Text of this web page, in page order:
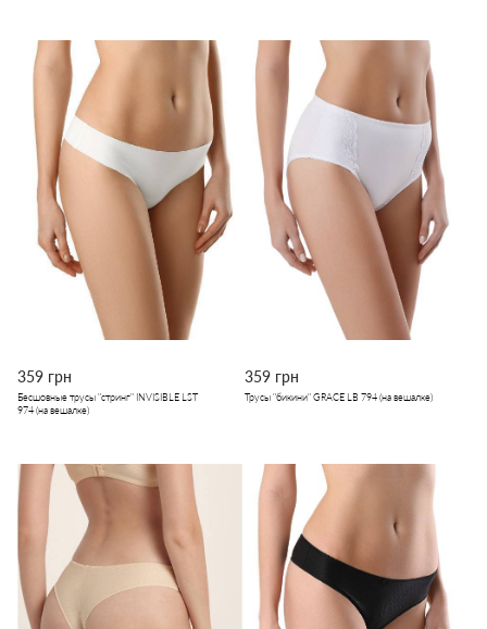
359 грн
Бесшовные трусы "стринг" INVISIBLE LST
974 (на вешалке)
359 грн
Трусы "бикини" GRACE LB 794 (на вешалке)